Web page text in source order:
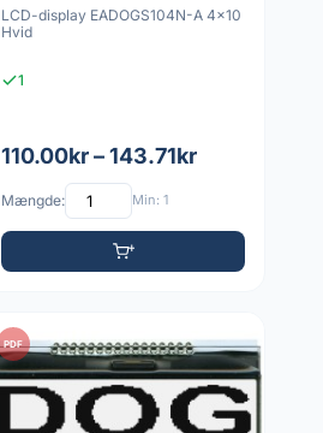
LCD-display EADOGS104N-A 4x10
Hvid
1
110.00kr – 143.71kr
Mængde: Min: 1
PDF